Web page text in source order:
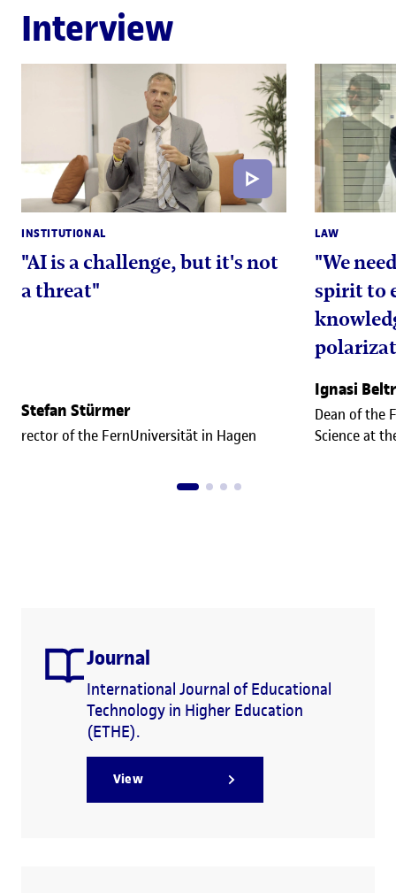
Interview
INSTITUTIONAL
"AI is a challenge, but it's not
a threat"
Stefan Stürmer
rector of the FernUniversität in Hagen
LAW
"We
spirit to
Ignasi
Dean of the
Science at
Journal
International Journal of Educational
Technology in Higher Education
(ETHE).
View